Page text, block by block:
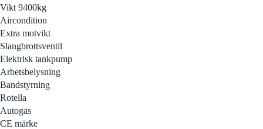
Vikt 9400kg
Aircondition
Extra motvikt
Slangbrottsventil
Elektrisk tankpump
Arbetsbelysning
Bandstyrning
Rotella
Autogas
CE märke